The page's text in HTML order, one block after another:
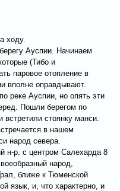
ходу.
Ауспии. Начинаем
(Тибо и
паровое отопление в
вполне оправдывают.
реке Ауспии, но опять эти
Пошли берегом по
стоянку манси.
в нашем
народ севера.
н-р. с центром Салехарда 8
народ,
ближе к Тюменской
язык, и, что характерно, и